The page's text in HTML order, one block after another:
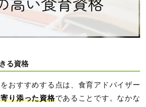
る資格
おすすめする点は、食育アドバイザー
り添った資格であることです。なかな